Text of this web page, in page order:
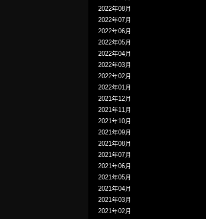
2022年08月
2022年07月
2022年06月
2022年05月
2022年04月
2022年03月
2022年02月
2022年01月
2021年12月
2021年11月
2021年10月
2021年09月
2021年08月
2021年07月
2021年06月
2021年05月
2021年04月
2021年03月
2021年02月